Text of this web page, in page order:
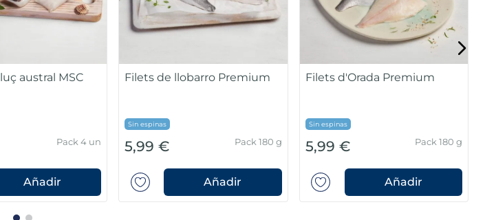
Unitat 350-450g -
Añadir
10,99 € Bossa 450g
Añadir
22,99 €
Caja 2kg(40/60
Añadir